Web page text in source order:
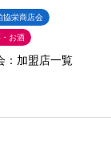
協栄商店会
お酒
：加盟店一覧